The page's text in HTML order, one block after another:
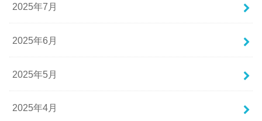
2025年7月
2025年6月
2025年5月
2025年4月